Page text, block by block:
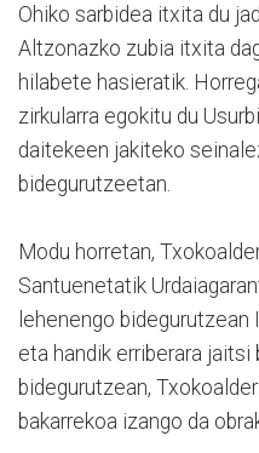
Ohiko sarbidea itxita du
Altzonazko zubia itxita
hilabete hasieratik.
zirkularra egokitu du
daitekeen jakiteko
bidegurutzeetan.
Modu horretan,
Santuenetatik
lehenengo
eta handik erriberara jaitsi
bidegurutzean,
bakarrekoa izango da